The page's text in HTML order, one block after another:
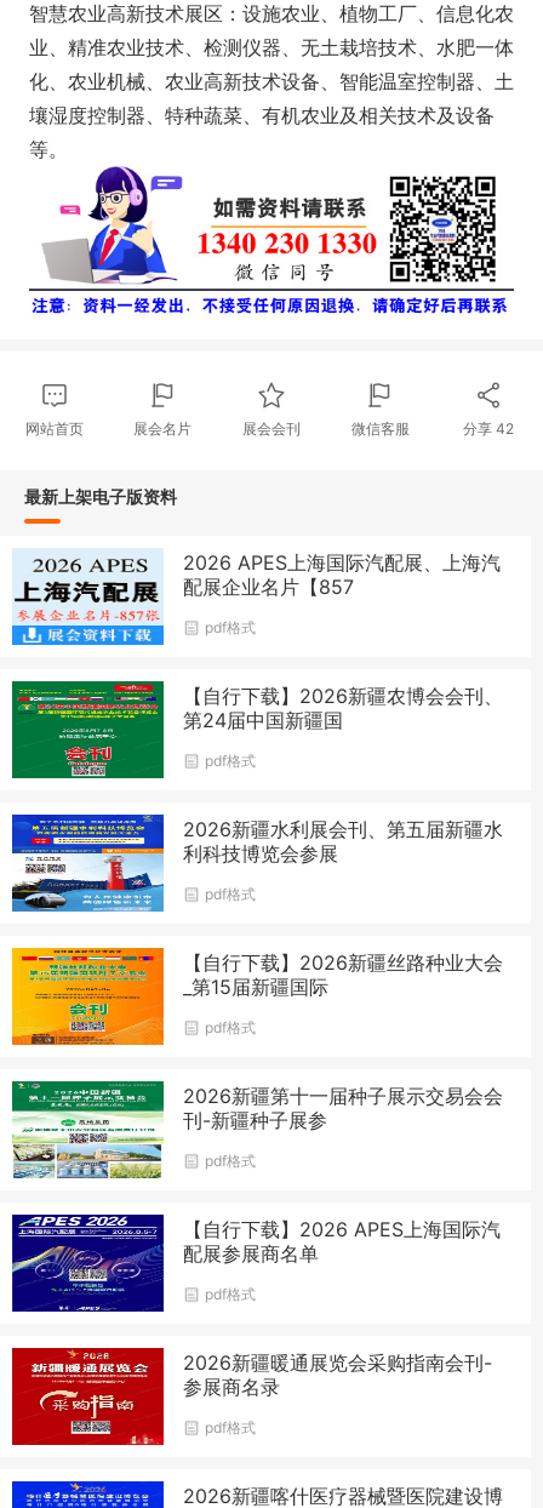
智慧农业高新技术展区：设施农业、植物工厂、信息化农
业、精准农业技术、检测仪器、无土栽培技术、水肥一体
化、农业机械、农业高新技术设备、智能温室控制器、土
壤湿度控制器、特种蔬菜、有机农业及相关技术及设备
等。
网站首页 展会名片 展会会刊 微信客服 分享42
最新上架电子版资料
2026 APES上海国际汽配展、上海汽
配展企业名片【857
pdf格式
【自行下载】2026新疆农博会会刊、
第24届中国新疆国
pdf格式
2026新疆水利展会刊、第五届新疆水
利科技博览会参展
pdf格式
【自行下载】2026新疆丝路种业大会
_第15届新疆国际
pdf格式
2026新疆第十一届种子展示交易会会
刊-新疆种子展参
pdf格式
【自行下载】2026 APES上海国际汽
配展参展商名单
pdf格式
2026新疆暖通展览会采购指南会刊-
参展商名录
pdf格式
2026新疆喀什医疗器械暨医院建设博